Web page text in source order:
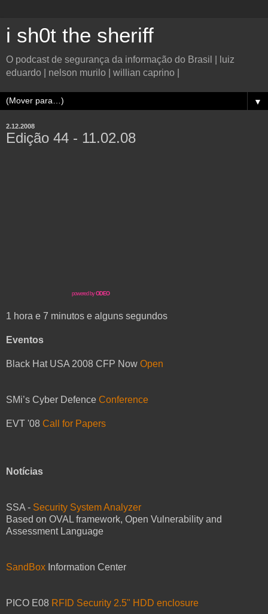
i sh0t the sheriff
O podcast de segurança da informação do Brasil | luiz
eduardo | nelson murilo | willian caprino |
▼
2.12.2008
Edição 44 - 11.02.08
powered byODEO
1 hora e 7 minutos e alguns segundos
Eventos
Black Hat USA 2008 CFP Now Open
SMi’s Cyber Defence Conference
EVT '08 Call for Papers
Notícias
SSA - Security System Analyzer
Based on OVAL framework, Open Vulnerability and
Assessment Language
SandBox Information Center
PICO E08 RFID Security 2.5" HDD enclosure